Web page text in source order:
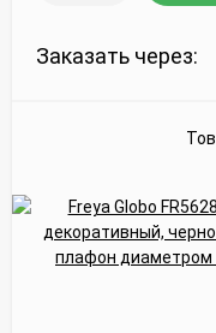
Заказать через: